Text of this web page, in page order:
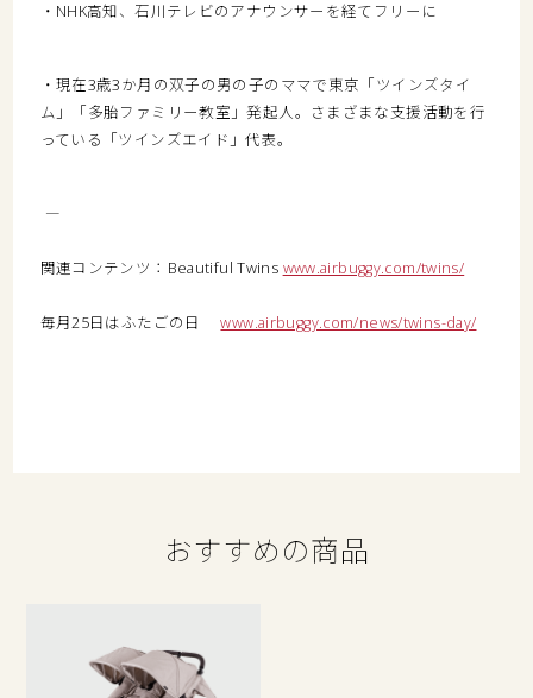
・NHK高知、石川テレビのアナウンサーを経てフリーに
・現在3歳3か月の双子の男の子のママで東京「ツインズタイ
ム」「多胎ファミリー教室」発起人。さまざまな支援活動を行
っている「ツインズエイド」代表。
――――――――――――――――――――――――――――――――――――――――
関連コンテンツ：Beautiful Twins www.airbuggy.com/twins/
毎月25日はふたごの日www.airbuggy.com/news/twins-day/
おすすめの商品